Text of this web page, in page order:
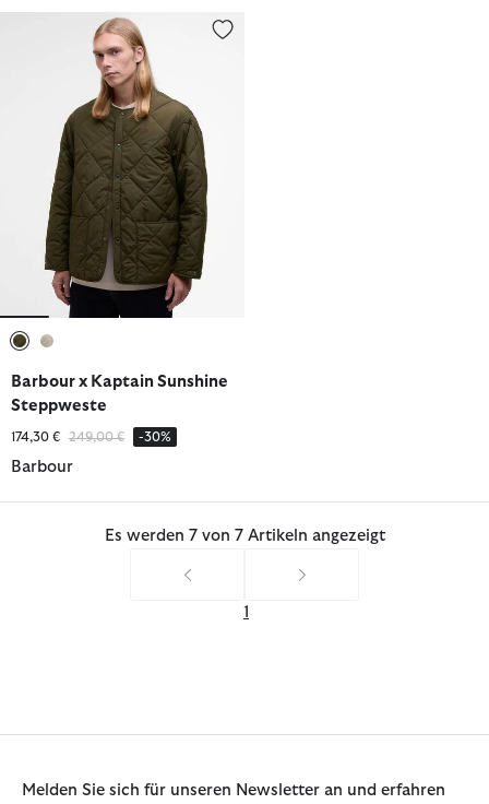
Barbour x Kaptain Sunshine Steppweste
Barbour x Kaptain Sunshine
Steppweste
174,30 € Reduziert von
249,00 €bis-30%
Barbour
Es werden 7 von 7 Artikeln angezeigt
1
Melden Sie sich für unseren Newsletter an und erfahren